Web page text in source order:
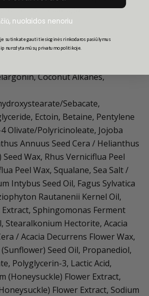
ir apsaugą.
dalys
Coconut Alkanes,
Sebacate,
Ectoin, Betaine, Pentylene
Olivate/Polyricinoleate, Jojoba
Annuus Seed Cera / Helianthus
Wax, Rhus Verniciflua Peel
Peel Wax, Squalane, Sea Salt /
Intybus Seed Oil, Fagus Sylvatica
Rautanenii Kernel Oil,
Sphingomonas Ferment
Stearalkonium Hectorite, Acacia
/ Acacia Decurrens Flower Wax,
Seed Oil, Propanediol,
Polyglycerin-3, Lactic Acid,
(Honeysuckle) Flower Extract,
Flower Extract, Sodium
nuolaidos nenoriu
sutinkate gauti tiesioginės rinkodaros pasiūlymus
nurodyta mūsų privatumo politikoje.